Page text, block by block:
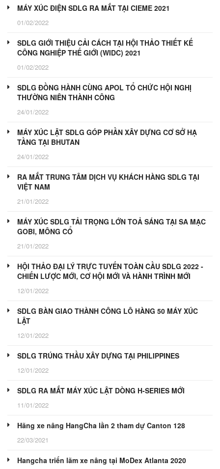
MÁY XÚC ĐIỆN SDLG RA MẮT TẠI CIEME 2021
01/02/2022
SDLG GIỚI THIỆU CẢI CÁCH TẠI HỘI THẢO THIẾT KẾ
CÔNG NGHIỆP THẾ GIỚI (WIDC) 2021
01/02/2022
SDLG ĐỒNG HÀNH CÙNG APOL TỔ CHỨC HỘI NGHỊ
THƯỜNG NIÊN THÀNH CÔNG
24/01/2022
MÁY XÚC LẬT SDLG GÓP PHẦN XÂY DỰNG CƠ SỞ HẠ
TẦNG TẠI BHUTAN
24/01/2022
RA MẮT TRUNG TÂM DỊCH VỤ KHÁCH HÀNG SDLG TẠI
VIỆT NAM
21/01/2022
MÁY XÚC SDLG TẢI TRỌNG LỚN TOẢ SÁNG TẠI SA MẠC
GOBI, MÔNG CỔ
21/01/2022
HỘI THẢO ĐẠI LÝ TRỰC TUYẾN TOÀN CẦU SDLG 2022 -
CHIẾN LƯỢC MỚI, CƠ HỘI MỚI VÀ HÀNH TRÌNH MỚI
12/01/2022
SDLG BÀN GIAO THÀNH CÔNG LÔ HÀNG 50 MÁY XÚC
LẬT
12/01/2022
SDLG TRÚNG THẦU XÂY DỰNG TẠI PHILIPPINES
12/01/2022
SDLG RA MẮT MÁY XÚC LẬT DÒNG H-SERIES MỚI
11/01/2022
Hãng xe nâng HangCha lần 2 tham dự Canton 128
22/03/2021
Hangcha triển lãm xe nâng tại MoDex Atlanta 2020